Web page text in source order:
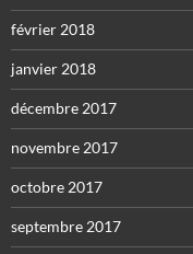
février 2018
janvier 2018
décembre 2017
novembre 2017
octobre 2017
septembre 2017